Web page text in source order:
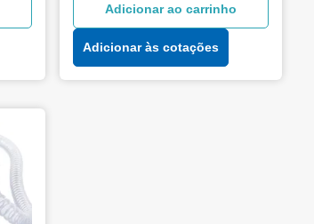
Adicionar ao carrinho
Adicionar às cotações